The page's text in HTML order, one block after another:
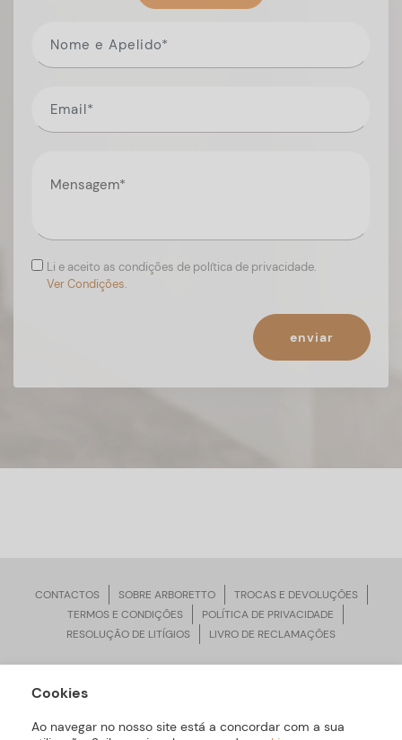
Li e aceito as condições de política de privacidade.
Ver Condições.
enviar
CONTACTOS SOBRE ARBORETTO
TROCAS E DEVOLUÇÕES
TERMOS E CONDIÇÕES
POLÍTICA DE PRIVACIDADE
RESOLUÇÃO DE LITÍGIOS
LIVRO DE RECLAMAÇÕES
ARBORETTO © Todos os Direitos Reservados | Desenvolvido por
Cookies
Ao navegar no nosso site está a concordar com a sua